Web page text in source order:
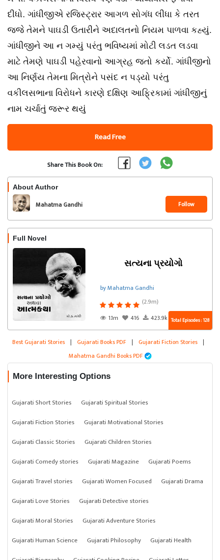
દીધો. ગાંધીજીએ રજિસ્ટ્રાર આગળ સોગંધ લીધા કે તરત
જજે તેમને પાઘડી ઉતારીને અદાલતનો નિયમ પાળવા કહ્યું.
ગાંધીજીને આ ન ગમ્યું પરંતુ ભવિષ્યમાં મોટી લડત લડવા
માટે તેમણે પાઘડી પહેરવાનો આગ્રહ જતો કર્યો. ગાંધીજીનો
આ નિર્ણય તેમના મિત્રોને પસંદ ન પડ્યો પરંતુ
વકીલસભાના વિરોધને કારણે દક્ષિણ આફ્રિકામાં ગાંધીજીનું
નામ ચર્ચાતું જરૂર થયું
Read Free
Share This Book On:
About Author
Mahatma Gandhi Follow
Full Novel
સત્યના પ્રયોગો
by Mahatma Gandhi
(2.9m)
1.1m
416 423.9k Total Episodes : 128
Best Gujarati Stories | Gujarati Books PDF | Gujarati Fiction Stories |
Mahatma Gandhi Books PDF
More Interesting Options
Gujarati Short Stories
Gujarati Spiritual Stories
Gujarati Fiction Stories
Gujarati Motivational Stories
Gujarati Classic Stories
Gujarati Children Stories
Gujarati Comedy stories
Gujarati Magazine
Gujarati Poems
Gujarati Travel stories
Gujarati Women Focused
Gujarati Drama
Gujarati Love Stories
Gujarati Detective stories
Gujarati Moral Stories
Gujarati Adventure Stories
Gujarati Human Science
Gujarati Philosophy
Gujarati Health